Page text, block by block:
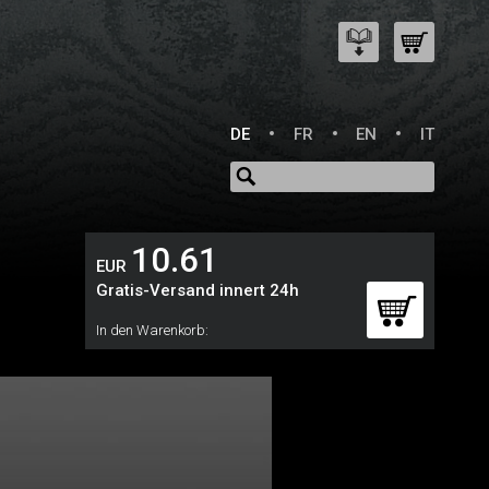
DE FR EN IT
EUR 10.61
Gratis-Versand innert 24h
In den Warenkorb: